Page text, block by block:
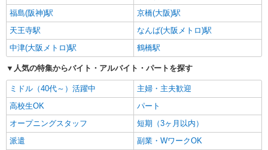
福島(阪神)駅
京橋(大阪)駅
天王寺駅
なんば(大阪メトロ)駅
中津(大阪メトロ)駅
鶴橋駅
人気の特集からバイト・アルバイト・パートを探す
ミドル（40代～）活躍中
主婦・主夫歓迎
高校生OK
パート
オープニングスタッフ
短期（3ヶ月以内）
派遣
副業・WワークOK